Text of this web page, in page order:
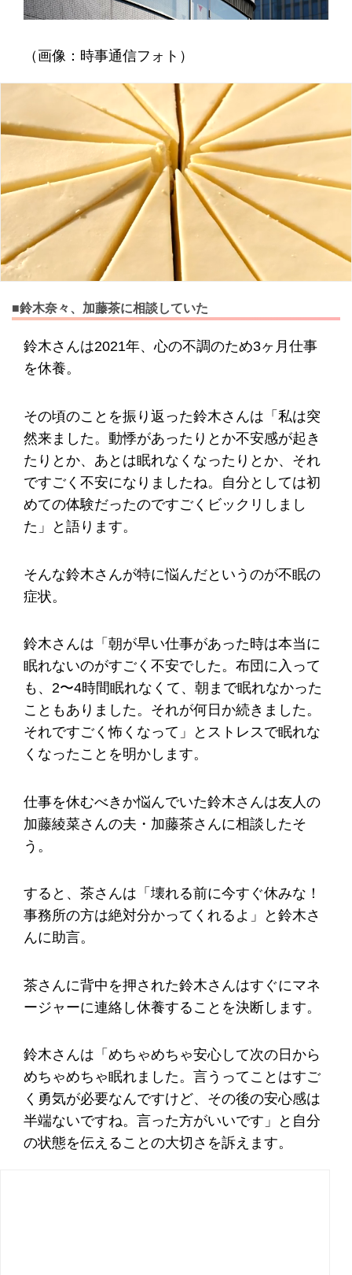
（画像：時事通信フォト）
■鈴木奈々、加藤茶に相談していた
鈴木さんは2021年、心の不調のため3ヶ月仕事
を休養。
その頃のことを振り返った鈴木さんは「私は突
然来ました。動悸があったりとか不安感が起き
たりとか、あとは眠れなくなったりとか、それ
ですごく不安になりましたね。自分としては初
めての体験だったのですごくビックリしまし
た」と語ります。
そんな鈴木さんが特に悩んだというのが不眠の
症状。
鈴木さんは「朝が早い仕事があった時は本当に
眠れないのがすごく不安でした。布団に入って
も、2〜4時間眠れなくて、朝まで眠れなかった
こともありました。それが何日か続きました。
それですごく怖くなって」とストレスで眠れな
くなったことを明かします。
仕事を休むべきか悩んでいた鈴木さんは友人の
加藤綾菜さんの夫・加藤茶さんに相談したそ
う。
すると、茶さんは「壊れる前に今すぐ休みな！
事務所の方は絶対分かってくれるよ」と鈴木さ
んに助言。
茶さんに背中を押された鈴木さんはすぐにマネ
ージャーに連絡し休養することを決断します。
鈴木さんは「めちゃめちゃ安心して次の日から
めちゃめちゃ眠れました。言うってことはすご
く勇気が必要なんですけど、その後の安心感は
半端ないですね。言った方がいいです」と自分
の状態を伝えることの大切さを訴えます。